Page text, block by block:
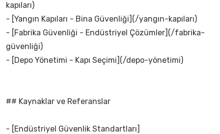
kapıları)
- [Yangın Kapıları - Bina Güvenliği](/yangın-kapıları)
- [Fabrika Güvenliği - Endüstriyel Çözümler](/fabrika-
güvenliği)
- [Depo Yönetimi - Kapı Seçimi](/depo-yönetimi)
## Kaynaklar ve Referanslar
- [Endüstriyel Güvenlik Standartları]